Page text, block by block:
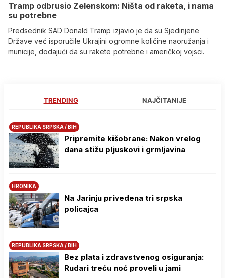
Tramp odbrusio Zelenskom: Ništa od raketa, i nama
su potrebne
Predsednik SAD Donald Tramp izjavio je da su Sjedinjene
Države već isporučile Ukrajini ogromne količine naoružanja i
municije, dodajući da su rakete potrebne i američkoj vojsci.
TRENDING NAJČITANIJE
REPUBLIKA SRPSKA / BIH
Pripremite kišobrane: Nakon vrelog
dana stižu pljuskovi i grmljavina
HRONIKA
Na Јarinju privedena tri srpska
policajca
REPUBLIKA SRPSKA / BIH
Bez plata i zdravstvenog osiguranja:
Rudari treću noć proveli u jami